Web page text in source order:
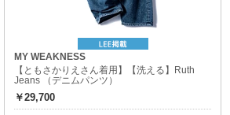
MY WEAKNESS
【ともさかりえさん着用】【洗える】Ruth
Jeans （デニムパンツ）
￥29,700